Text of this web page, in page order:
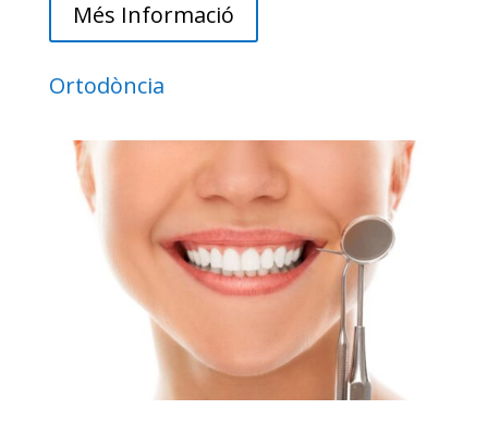
Més Informació
Ortodòncia